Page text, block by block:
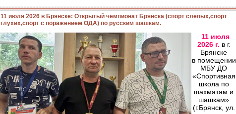
11 июля 2026 в Брянске: Открытый чемпионат Брянска (спорт слепых,спорт
глухих,спорт с поражением ОДА) по русским шашкам.
11 июля
2026 г. в г.
Брянске
в помещении
МБУ ДО
«Спортивная
школа по
шахматам и
шашкам»
(г.Брянск, ул.